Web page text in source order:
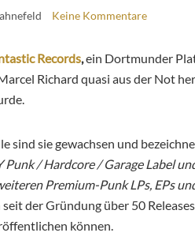
Keine Kommentare
Records,ein Dortmunder
Richard quasi aus der Not
sind sie gewachsen und
Punk / Hardcore / Garage Label
Premium-Punk LPs, EPs
seit der Gründung über 50
können.